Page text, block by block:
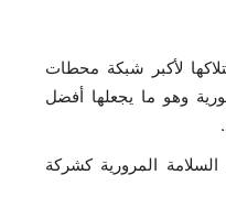
لأكبر شبكة محطات
وهو ما يجعلها أفضل
السلامة المرورية كشركة